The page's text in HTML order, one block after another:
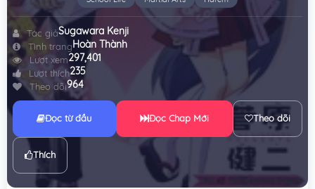
Tác giảSugawara Kenji
Tình trạngHoàn Thành
Lượt xem297,401
Lượt thích235
Theo dõi964
Đọc từ đầu Đọc Chap Mới Theo dõi
Thích